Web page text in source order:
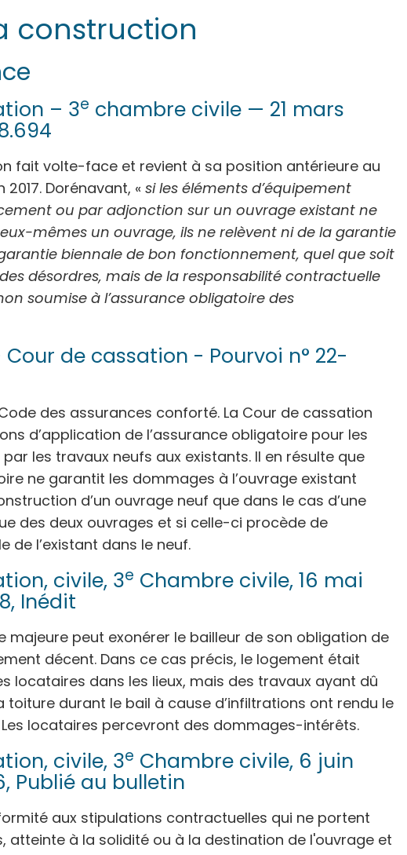
construction
– 3e chambre civile — 21 mars
fait volte-face et revient à sa position antérieure au
Dorénavant, « si les éléments d’équipement
ou par adjonction sur un ouvrage existant ne
mêmes un ouvrage, ils ne relèvent ni de la garantie
biennale de bon fonctionnement, quel que soit
désordres, mais de la responsabilité contractuelle
soumise à l’assurance obligatoire des
de cassation - Pourvoi n° 22-
des assurances conforté. La Cour de cassation
d’application de l’assurance obligatoire pour les
les travaux neufs aux existants. Il en résulte que
ne garantit les dommages à l’ouvrage existant
d’un ouvrage neuf que dans le cas d’une
des deux ouvrages et si celle-ci procède de
de l’existant dans le neuf.
civile, 3e Chambre civile, 16 mai
Inédit
majeure peut exonérer le bailleur de son obligation de
décent. Dans ce cas précis, le logement était
locataires dans les lieux, mais des travaux ayant dû
toiture durant le bail à cause d’infiltrations ont rendu le
locataires percevront des dommages-intérêts.
civile, 3e Chambre civile, 6 juin
Publié au bulletin
aux stipulations contractuelles qui ne portent
atteinte à la solidité ou à la destination de l'ouvrage et